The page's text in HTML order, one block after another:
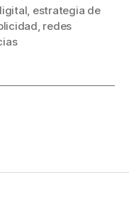
estrategia de
redes